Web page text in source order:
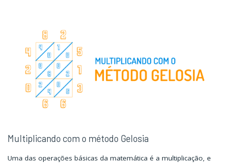
retas,
reta
e
plano,
e
plano
e
e
plano,
plano
Multiplicando com o método Gelosia
Uma das operações básicas da matemática é a multiplicação, e